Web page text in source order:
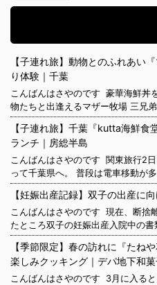
【子連れ旅】動物とのふれあい
り体験｜千葉
こんばんはさやのです 豪華海鮮丼
物たちと出逢えるマザー牧場 三兄
【子連れ旅】千葉『kutta海鮮食
ランチ｜房総半島
こんばんはさやのです 関東旅行2
って千葉県へ。 普段は電車移動が
【妊娠出産記録】双子の出産に
こんばんはさやのです 現在、断捨
たところ双子の妊娠出産入院中の
【季節限定】春の訪れに『たね
楽しみクッキング｜デパ地下和
こんばんはさやのです 3月に入る